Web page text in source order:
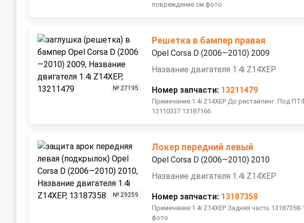
повреждение см.фото
№ 27195
Решетка в бампер правая
Opel Corsa D (2006—2010) 2009
Название двигателя 1.4i Z14XEP
Номер запчасти: 13211479
Примечание:1.4i Z14XEP До рестайлинг. Под
13110337 13187166
№ 29259
Локер передний левый
Opel Corsa D (2006—2010) 2010
Название двигателя 1.4i Z14XEP
Номер запчасти: 13187358
Примечание:1.4i Z14XEP Задняя часть
фото